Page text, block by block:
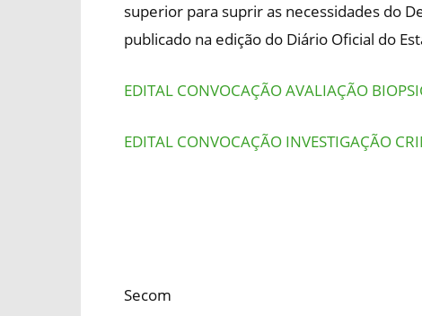
superior para suprir as necessidades do
publicado na edição do Diário Oficial do
EDITAL CONVOCAÇÃO AVALIAÇÃO
EDITAL CONVOCAÇÃO INVESTIGAÇÃO
Secom